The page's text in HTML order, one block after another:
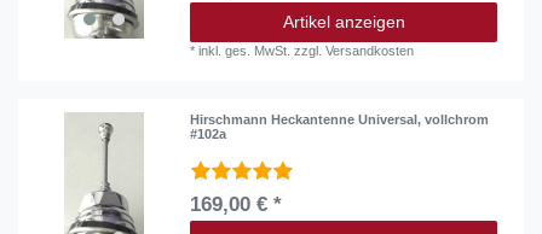
Artikel anzeigen
*inkl. ges. MwSt. zzgl.Versandkosten
Hirschmann Heckantenne Universal, vollchrom
#102a
169,00 € *